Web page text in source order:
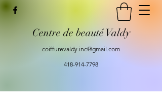
Centre de beauté Valdy
coiffurevaldy.inc@gmail.com
418-914-7798